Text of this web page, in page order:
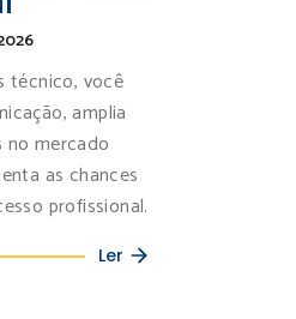
técnico, você
amplia
no mercado
as chances
profissional.
Ler